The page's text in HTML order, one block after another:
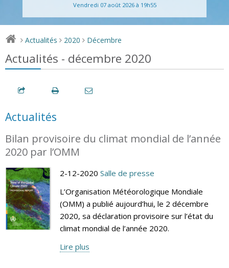
Vendredi 07 août 2026 à 19h55
> Actualités > 2020 > Décembre
Actualités - décembre 2020
Actualités
Bilan provisoire du climat mondial de l’année
2020 par l’OMM
2-12-2020 Salle de presse
L’Organisation Météorologique Mondiale
(OMM) a publié aujourd’hui, le 2 décembre
2020, sa déclaration provisoire sur l’état du
climat mondial de l’année 2020.
Lire plus